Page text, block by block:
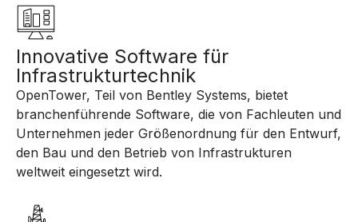
Innovative Software für
Infrastrukturtechnik
OpenTower, Teil von Bentley Systems, bietet
branchenführende Software, die von Fachleuten und
Unternehmen jeder Größenordnung für den Entwurf,
den Bau und den Betrieb von Infrastrukturen
weltweit eingesetzt wird.